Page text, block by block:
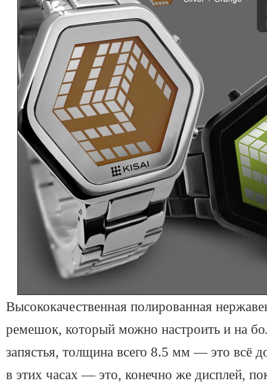
Высококачественная полированная
ремешок, который можно настроить и на
запястья, толщина всего 8.5 мм — это всё
в этих часах — это, конечно же дисплей,